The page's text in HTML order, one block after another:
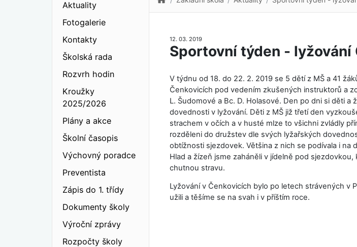
Aktuality
Fotogalerie
Kontakty
Školská rada
Rozvrh hodin
Kroužky
2025/2026
Plány a akce
Školní časopis
Výchovný poradce
Preventista
Zápis do 1. třídy
Dokumenty školy
Výroční zprávy
Rozpočty školy
12. 03. 2019
Sportovní týden - lyžování
V týdnu od 18. do 22. 2. 2019 se 5 dětí z MŠ a 41
Čenkovicích pod vedením zkušených instruktorů a
L. Šudomové a Bc. D. Holasové. Den po dni si děti a
dovednosti v lyžování. Děti z MŠ již třetí den
strachem v očích a v husté mlze to všichni zvládly
rozděleni do družstev dle svých lyžařských
obtížnosti sjezdovek. Většina z nich se podívala i na
Hlad a žízeň jsme zaháněli v jídelně pod
chutnou stravu.
Lyžování v Čenkovicích bylo po letech strávených v
užili a těšíme se na svah i v příštím roce.